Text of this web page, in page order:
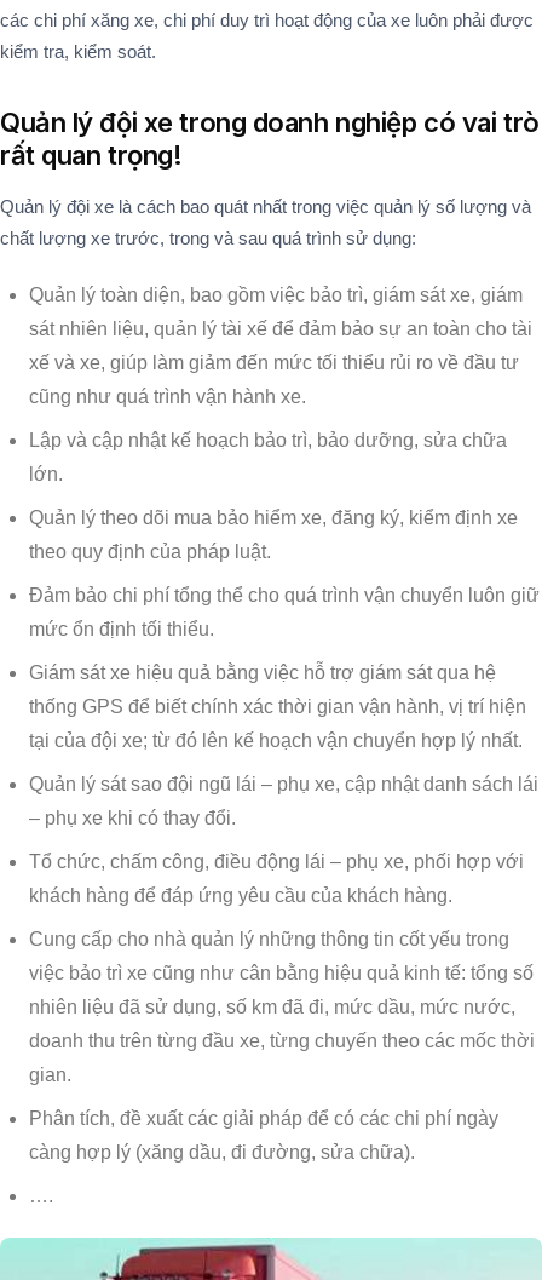
các chi phí xăng xe, chi phí duy trì hoạt động của xe luôn phải được
kiểm tra, kiểm soát.
Quản lý đội xe trong doanh nghiệp có vai trò
rất quan trọng!
Quản lý đội xe là cách bao quát nhất trong việc quản lý số lượng và
chất lượng xe trước, trong và sau quá trình sử dụng:
Quản lý toàn diện, bao gồm việc bảo trì, giám sát xe, giám
sát nhiên liệu, quản lý tài xế để đảm bảo sự an toàn cho tài
xế và xe, giúp làm giảm đến mức tối thiểu rủi ro về đầu tư
cũng như quá trình vận hành xe.
Lập và cập nhật kế hoạch bảo trì, bảo dưỡng, sửa chữa
lớn.
Quản lý theo dõi mua bảo hiểm xe, đăng ký, kiểm định xe
theo quy định của pháp luật.
Đảm bảo chi phí tổng thể cho quá trình vận chuyển luôn giữ
mức ổn định tối thiểu.
Giám sát xe hiệu quả bằng việc hỗ trợ giám sát qua hệ
thống GPS để biết chính xác thời gian vận hành, vị trí hiện
tại của đội xe; từ đó lên kế hoạch vận chuyển hợp lý nhất.
Quản lý sát sao đội ngũ lái – phụ xe, cập nhật danh sách lái
– phụ xe khi có thay đổi.
Tổ chức, chấm công, điều động lái – phụ xe, phối hợp với
khách hàng để đáp ứng yêu cầu của khách hàng.
Cung cấp cho nhà quản lý những thông tin cốt yếu trong
việc bảo trì xe cũng như cân bằng hiệu quả kinh tế: tổng số
nhiên liệu đã sử dụng, số km đã đi, mức dầu, mức nước,
doanh thu trên từng đầu xe, từng chuyến theo các mốc thời
gian.
Phân tích, đề xuất các giải pháp để có các chi phí ngày
càng hợp lý (xăng dầu, đi đường, sửa chữa).
….